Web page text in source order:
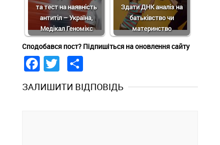
та тест на наявність
антитіл – Україна,
Медікал Геномікс
Здати ДНК аналіз на
батьківство чи
материнство
Сподобався пост? Підпишіться на оновлення сайту
Facebook
Twitter
ЗАЛИШИТИ ВІДПОВІДЬ